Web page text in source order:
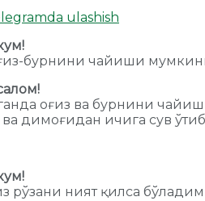
ulashish
бурнини чайиши
оғиз ва бурнини
димоғидан ичига сув
рўзани ният қилса